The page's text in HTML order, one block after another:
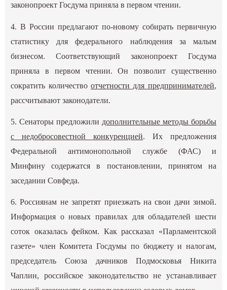
законопроект Госдума приняла в первом чтении.
4. В России предлагают по-новому собирать первичную
статистику для федерального наблюдения за малым
бизнесом. Соответствующий законопроект Госдума
приняла в первом чтении. Он позволит существенно
сократить количество отчетности для предпринимателей,
рассчитывают законодатели.
5. Сенаторы предложили дополнительные методы борьбы
с недобросовестной конкуренцией. Их предложения
Федеральной антимонопольной службе (ФАС) и
Минфину содержатся в постановлении, принятом на
заседании Совфеда.
6. Россиянам не запретят приезжать на свои дачи зимой.
Информация о новых правилах для обладателей шести
соток оказалась фейком. Как рассказал «Парламентской
газете» член Комитета Госдумы по бюджету и налогам,
председатель Союза дачников Подмосковья Никита
Чаплин, российское законодательство не устанавливает